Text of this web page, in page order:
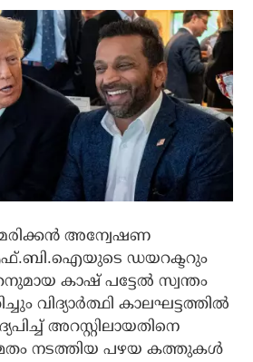
അന്വേഷണ
ഡയറക്ടറും
കാഷ് പട്ടേല്‍ സ്വന്തം
വിദ്യാര്‍ത്ഥി കാലഘട്ടത്തില്‍
അറസ്റ്റിലായതിനെ
നടത്തിയ പഴയ കത്തുകള്‍